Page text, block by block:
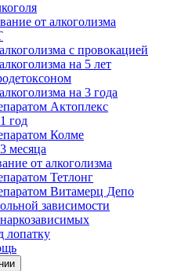
от алкоголизма
с провокацией
на 5 лет
на 3 года
Актоплекс
год
Колме
месяца
от алкоголизма
Тетлонг
Витамерц Депо
зависимости
лопатку